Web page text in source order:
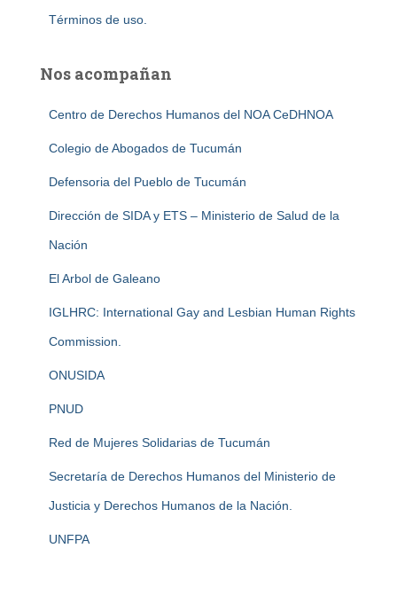
Términos de uso.
Nos acompañan
Centro de Derechos Humanos del NOA CeDHNOA
Colegio de Abogados de Tucumán
Defensoria del Pueblo de Tucumán
Dirección de SIDA y ETS – Ministerio de Salud de la
Nación
El Arbol de Galeano
IGLHRC: International Gay and Lesbian Human Rights
Commission.
ONUSIDA
PNUD
Red de Mujeres Solidarias de Tucumán
Secretaría de Derechos Humanos del Ministerio de
Justicia y Derechos Humanos de la Nación.
UNFPA